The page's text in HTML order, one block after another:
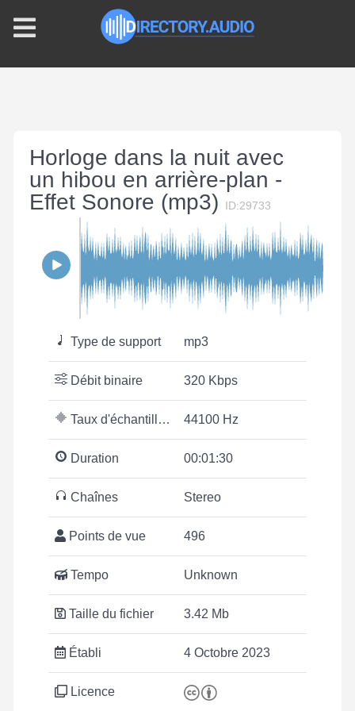
Horloge dans la nuit avec
un hibou en arrière-plan -
Effet Sonore (mp3)
ID:29733
Type de support mp3
Débit binaire 320 Kbps
Taux d'échantillonnage 44100 Hz
Duration 00:01:30
Chaînes Stereo
Points de vue 496
Tempo Unknown
Taille du fichier 3.42 Mb
Établi 4 Octobre 2023
Licence